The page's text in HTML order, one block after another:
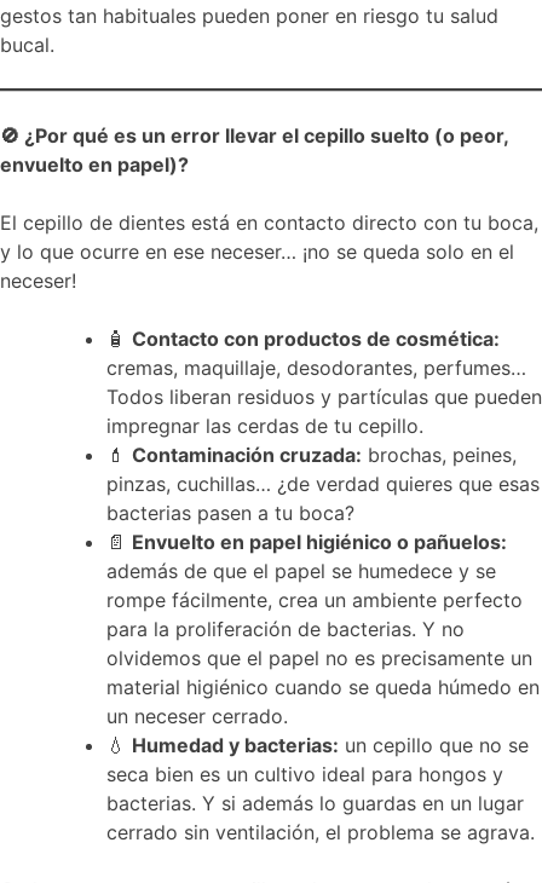
gestos tan habituales pueden poner en riesgo tu salud
bucal.
🚫 ¿Por qué es un error llevar el cepillo suelto (o peor,
envuelto en papel)?
El cepillo de dientes está en contacto directo con tu boca,
y lo que ocurre en ese neceser… ¡no se queda solo en el
neceser!
🧴 Contacto con productos de cosmética:
cremas, maquillaje, desodorantes, perfumes…
Todos liberan residuos y partículas que pueden
impregnar las cerdas de tu cepillo.
💄 Contaminación cruzada: brochas, peines,
pinzas, cuchillas… ¿de verdad quieres que esas
bacterias pasen a tu boca?
📄 Envuelto en papel higiénico o pañuelos:
además de que el papel se humedece y se
rompe fácilmente, crea un ambiente perfecto
para la proliferación de bacterias. Y no
olvidemos que el papel no es precisamente un
material higiénico cuando se queda húmedo en
un neceser cerrado.
💧 Humedad y bacterias: un cepillo que no se
seca bien es un cultivo ideal para hongos y
bacterias. Y si además lo guardas en un lugar
cerrado sin ventilación, el problema se agrava.